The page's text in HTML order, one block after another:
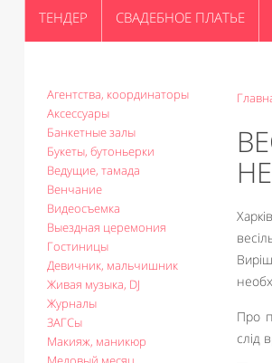
ТЕНДЕР СВАДЕБНОЕ ПЛАТЬЕ
Агентства, координаторы
Аксессуары
Банкетные залы
Букеты, бутоньерки
Ведущие, тамада
Венчание
Видеосъемка
Выездная церемония
Гостиницы
Девичник, мальчишник
Живая музыка, DJ
Журналы
ЗАГСы
Макияж, маникюр
Про
слід